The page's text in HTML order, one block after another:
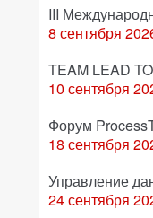
III
8 сентября
TEAM LEAD
10 сентября
Форум
18 сентября
Управление
24 сентября